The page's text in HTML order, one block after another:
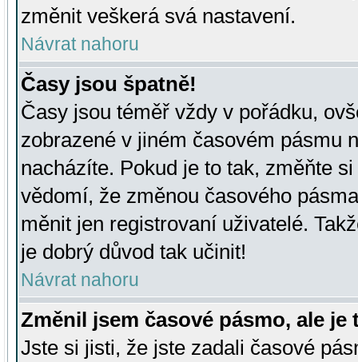
změnit veškerá svá nastavení.
Návrat nahoru
Časy jsou špatně!
Časy jsou téměř vždy v pořádku,
zobrazené v jiném časovém pásmu
nacházíte. Pokud je to tak, změňte
vědomí, že změnou časového
měnit jen registrovaní uživatelé.
je dobrý důvod tak učinit!
Návrat nahoru
Změnil jsem časové pásmo, ale je
Jste si jisti, že jste zadali časové